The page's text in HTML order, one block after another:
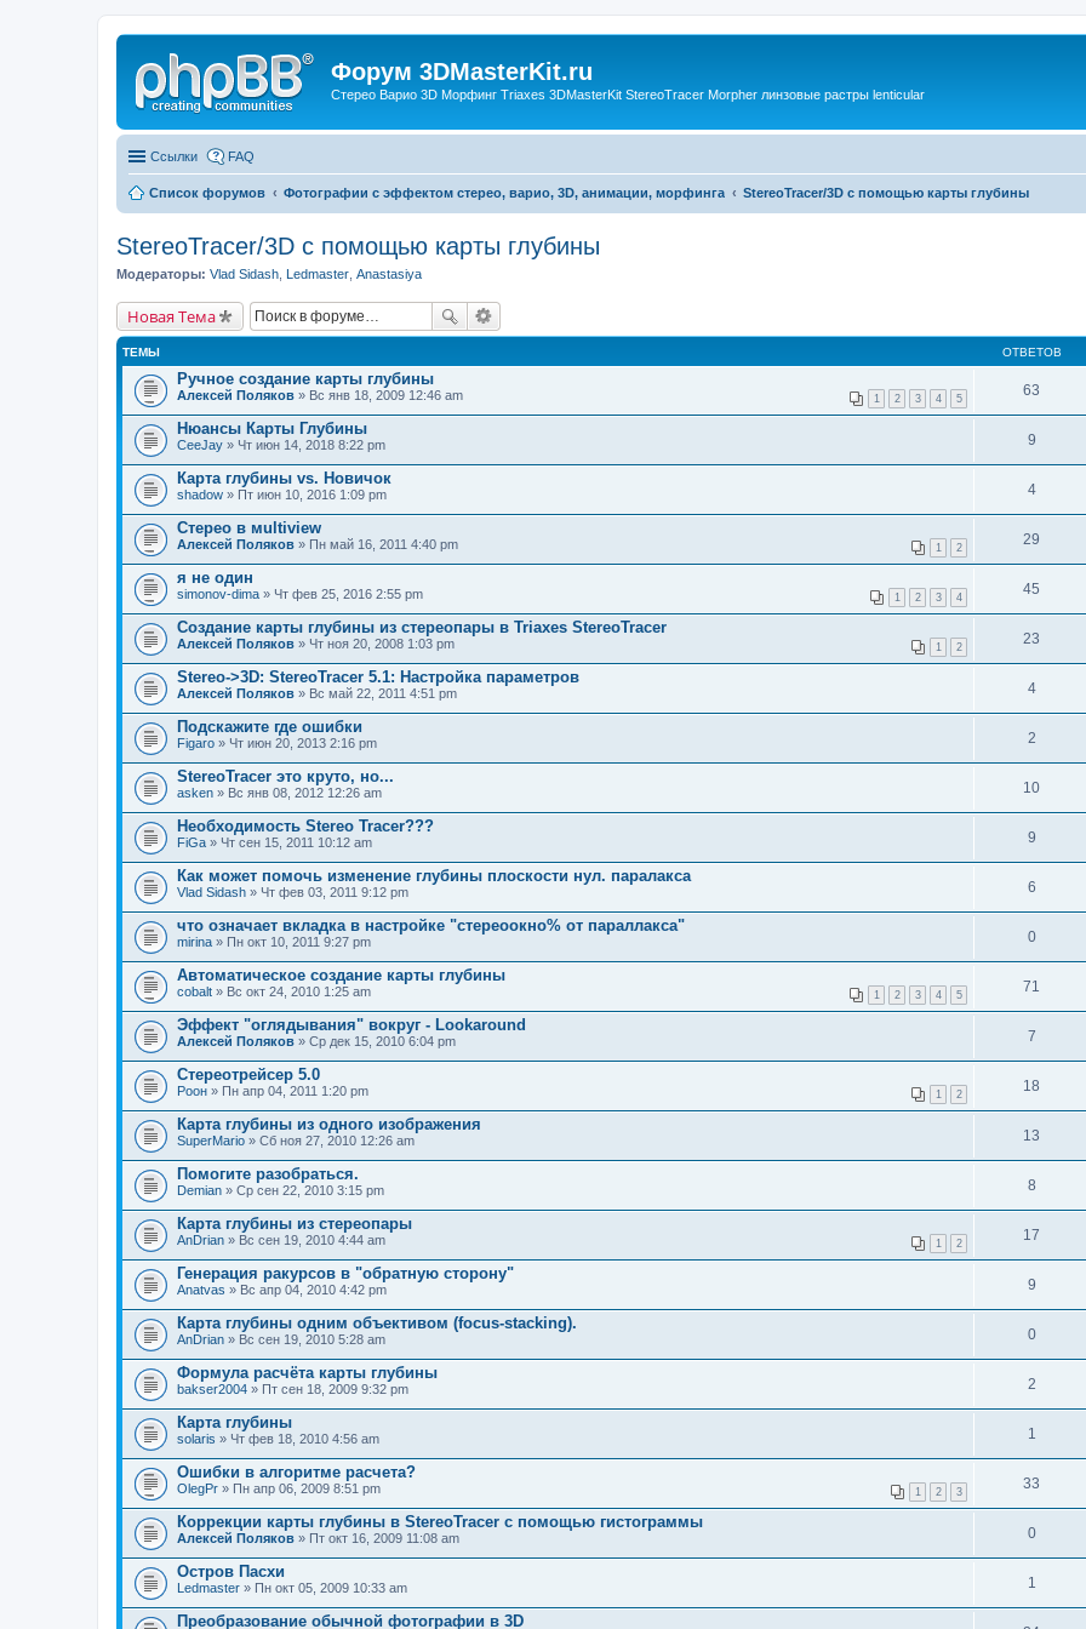
Форум 3DMasterKit.ru
Стерео Варио 3D Морфинг Triaxes 3DMasterKit StereoTracer Morpher линзовые растры lenticular
Ссылки FAQ
Список форумов Фотографии с эффектом стерео, варио, 3D, анимации, морфинга StereoTracer/3D с помощью карты глубины
StereoTracer/3D с помощью карты глубины
Модераторы: Vlad Sidash Ledmaster Anastasiya
Новая Тема
ТЕМЫ ОТВЕТОВ
Ручное создание карты глубины
1 2 3 4 5
Алексей Поляков » Вс янв 18, 2009 12:46 am 63
Нюансы Карты Глубины
CeeJay » Чт июн 14, 2018 8:22 pm 9
Карта глубины vs. Новичок
shadow » Пт июн 10, 2016 1:09 pm 4
Стерео в мultiview
1 2
Алексей Поляков » Пн май 16, 2011 4:40 pm 29
я не один
1 2 3 4
simonov-dima » Чт фев 25, 2016 2:55 pm 45
Создание карты глубины из стереопары в Triaxes StereoTracer
1 2
Алексей Поляков » Чт ноя 20, 2008 1:03 pm 23
Stereo->3D: StereoTracer 5.1: Настройка параметров
Алексей Поляков » Вс май 22, 2011 4:51 pm 4
Подскажите где ошибки
Figaro » Чт июн 20, 2013 2:16 pm 2
StereoTracer это круто, но...
asken » Вс янв 08, 2012 12:26 am 10
Необходимость Stereo Tracer???
FiGa » Чт сен 15, 2011 10:12 am 9
Как может помочь изменение глубины плоскости нул. паралакса
Vlad Sidash » Чт фев 03, 2011 9:12 pm 6
что означает вкладка в настройке "стереоокно% от параллакса"
mirina » Пн окт 10, 2011 9:27 pm 0
Автоматическое создание карты глубины
1 2 3 4 5
cobalt » Вс окт 24, 2010 1:25 am 71
Эффект "оглядывания" вокруг - Lookaround
Алексей Поляков » Ср дек 15, 2010 6:04 pm 7
Стереотрейсер 5.0
1 2
Pоон » Пн апр 04, 2011 1:20 pm 18
Карта глубины из одного изображения
SuperMario » Сб ноя 27, 2010 12:26 am 13
Помогите разобраться.
Demian » Ср сен 22, 2010 3:15 pm 8
Карта глубины из стереопары
1 2
AnDrian » Вс сен 19, 2010 4:44 am 17
Генерация ракурсов в "обратную сторону"
Anatvas » Вс апр 04, 2010 4:42 pm 9
Карта глубины одним объективом (focus-stacking).
AnDrian » Вс сен 19, 2010 5:28 am 0
Формула расчёта карты глубины
bakser2004 » Пт сен 18, 2009 9:32 pm 2
Карта глубины
solaris » Чт фев 18, 2010 4:56 am 1
Ошибки в алгоритме расчета?
1 2 3
OlegPr » Пн апр 06, 2009 8:51 pm 33
Коррекции карты глубины в StereoTracer с помощью гистограммы
Алексей Поляков » Пт окт 16, 2009 11:08 am 0
Остров Пасхи
Ledmaster » Пн окт 05, 2009 10:33 am 1
Преобразование обычной фотографии в 3D